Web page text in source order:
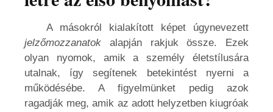
A másokról kialakított képet úgynevezett
jelzőmozzanatok alapján rakjuk össze. Ezek
olyan nyomok, amik a személy életstílusára
utalnak, így segítenek betekintést nyerni a
működésébe. A figyelmünket pedig azok
ragadják meg, amik az adott helyzetben kiugróak